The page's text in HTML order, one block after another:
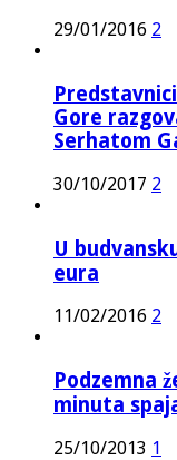
29/01/2016 2
Gore
Serhatom
30/10/2017 2
U
eura
11/02/2016 2
Podzemna
minuta
25/10/2013 1